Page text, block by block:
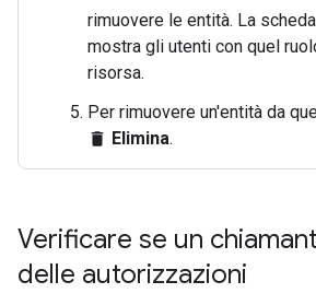
rimuovere le entità. La
mostra gli utenti con quel
risorsa.
Per rimuovere un'entità da
delete Elimina.
Verificare se un
delle autorizzazioni